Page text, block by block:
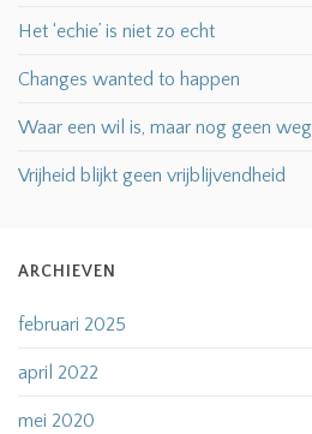
Het ‘echie’ is niet zo echt
Changes wanted to happen
Waar een wil is, maar nog geen weg
Vrijheid blijkt geen vrijblijvendheid
ARCHIEVEN
februari 2025
april 2022
mei 2020